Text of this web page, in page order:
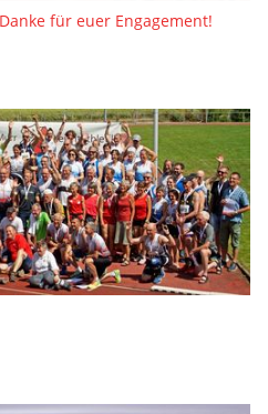
für euer Engagement!